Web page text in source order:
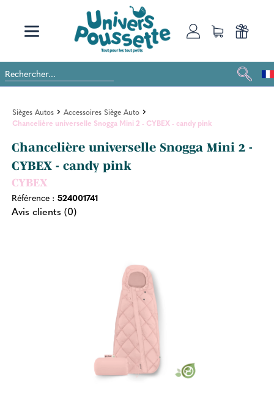
Sièges Autos
Accessoires Siège Auto
Chancelière universelle Snogga Mini 2 - CYBEX - candy pink
Chancelière universelle Snogga Mini 2 -
CYBEX - candy pink
CYBEX
Référence : 524001741
Avis clients (0)